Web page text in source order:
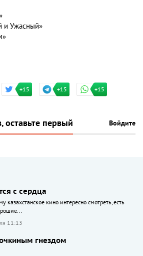
и Ужасный»
+15 +15 +15
оставьте первый Войдите
с сердца
казахстанское кино интересно смотреть, есть
11:13
гнездом